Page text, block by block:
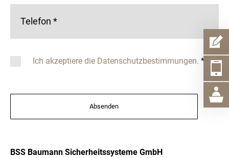
Telefon *
Ich akzeptiere die Datenschutzbestimmungen. *
Absenden
BSS Baumann Sicherheitssysteme GmbH